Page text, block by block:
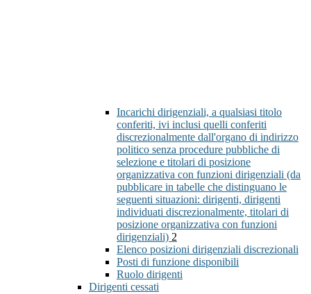
Incarichi dirigenziali, a qualsiasi titolo
conferiti, ivi inclusi quelli conferiti
discrezionalmente dall'organo di indirizzo
politico senza procedure pubbliche di
selezione e titolari di posizione
organizzativa con funzioni dirigenziali (da
pubblicare in tabelle che distinguano le
seguenti situazioni: dirigenti, dirigenti
individuati discrezionalmente, titolari di
posizione organizzativa con funzioni
dirigenziali) 2
Elenco posizioni dirigenziali discrezionali
Posti di funzione disponibili
Ruolo dirigenti
Dirigenti cessati